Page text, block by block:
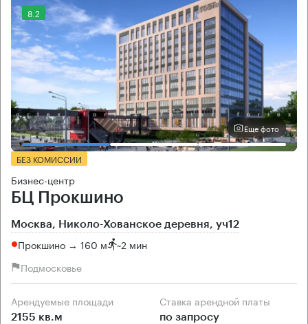
8.2
Еще фото
БЕЗ КОМИССИИ
Бизнес-центр
БЦ Прокшино
Москва, Николо-Хованское деревня, уч12
Прокшино → 160 м ~2 мин
Подмосковье
Арендуемые площади
2155 кв.м
Ставка арендной платы
по запросу